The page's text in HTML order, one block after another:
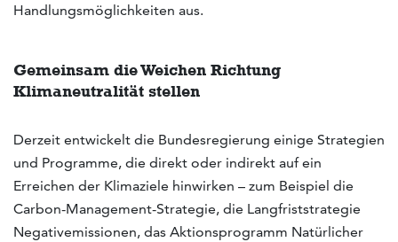
Handlungsmöglichkeiten aus.
Gemeinsam die Weichen Richtung
Klimaneutralität stellen
Derzeit entwickelt die Bundesregierung einige Strategien
und Programme, die direkt oder indirekt auf ein
Erreichen der Klimaziele hinwirken – zum Beispiel die
Carbon-Management-Strategie, die Langfriststrategie
Negativemissionen, das Aktionsprogramm Natürlicher